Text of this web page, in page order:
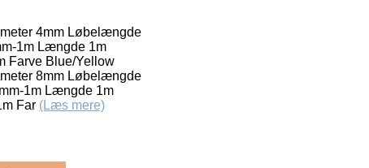
4mm Løbelængde
1m Længde 1m
Farve Blue/Yellow
8mm Løbelængde
1m Længde 1m
Far (Læs mere)